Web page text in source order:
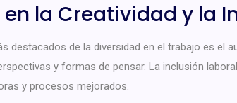
la Creatividad y la
destacados de la diversidad en el trabajo es el
y formas de pensar. La inclusión
y procesos mejorados.